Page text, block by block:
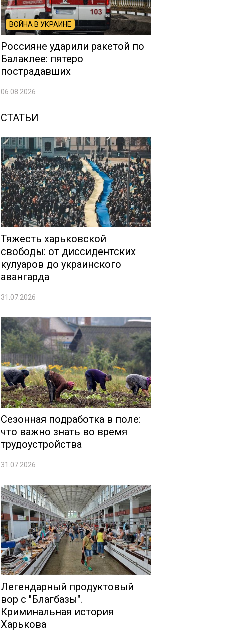
ВОЙНА В УКРАИНЕ
Россияне ударили ракетой по
Балаклее: пятеро
пострадавших
06.08.2026
СТАТЬИ
Тяжесть харьковской
свободы: от диссидентских
кулуаров до украинского
авангарда
31.07.2026
Сезонная подработка в поле:
что важно знать во время
трудоустройства
31.07.2026
Легендарный продуктовый
вор с "Благбазы".
Криминальная история
Харькова